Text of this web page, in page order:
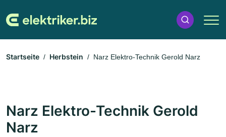
Startseite Herbstein Narz Elektro-Technik Gerold Narz
Narz Elektro-Technik Gerold
Narz